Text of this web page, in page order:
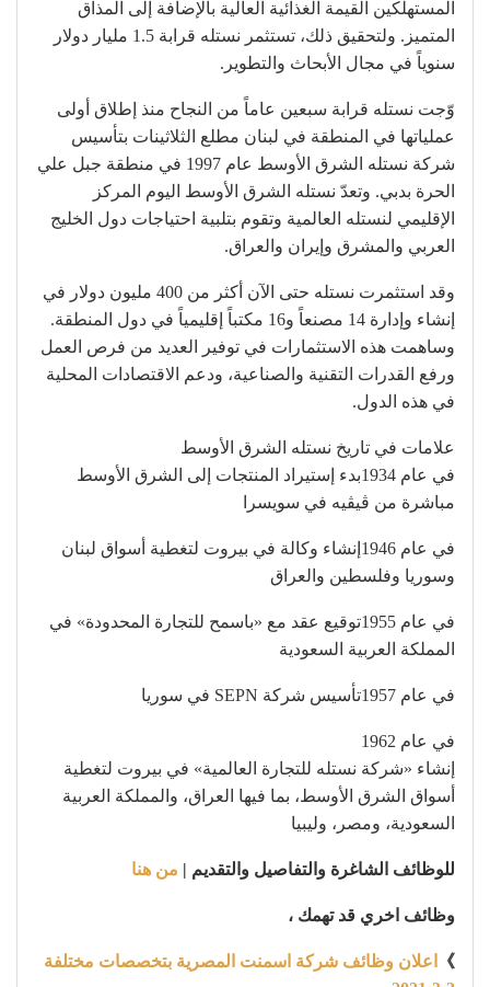
المستهلكين القيمة الغذائية العالية بالإضافة إلى المذاق
المتميز. ولتحقيق ذلك، تستثمر نستله قرابة 1.5 مليار دولار
سنوياً في مجال الأبحاث والتطوير.
وّجت نستله قرابة سبعين عاماً من النجاح منذ إطلاق أولى
عملياتها في المنطقة في لبنان مطلع الثلاثينات بتأسيس
شركة نستله الشرق الأوسط عام 1997 في منطقة جبل علي
الحرة بدبي. وتعدّ نستله الشرق الأوسط اليوم المركز
الإقليمي لنستله العالمية وتقوم بتلبية احتياجات دول الخليج
العربي والمشرق وإيران والعراق.
وقد استثمرت نستله حتى الآن أكثر من 400 مليون دولار في
إنشاء وإدارة 14 مصنعاً و16 مكتباً إقليمياً في دول المنطقة.
وساهمت هذه الاستثمارات في توفير العديد من فرص العمل
ورفع القدرات التقنية والصناعية، ودعم الاقتصادات المحلية
في هذه الدول.
علامات في تاريخ نستله الشرق الأوسط
في عام 1934بدء إستيراد المنتجات إلى الشرق الأوسط
مباشرة من ڤيڤيه في سويسرا
في عام 1946إنشاء وكالة في بيروت لتغطية أسواق لبنان
وسوريا وفلسطين والعراق
في عام 1955توقيع عقد مع «باسمح للتجارة المحدودة» في
المملكة العربية السعودية
في عام 1957تأسيس شركة SEPN في سوريا
في عام 1962
إنشاء «شركة نستله للتجارة العالمية» في بيروت لتغطية
أسواق الشرق الأوسط، بما فيها العراق، والمملكة العربية
السعودية، ومصر، وليبيا
للوظائف الشاغرة والتفاصيل والتقديم | من هنا
وظائف اخري قد تهمك ،
》
اعلان وظائف شركة اسمنت المصرية بتخصصات مختلفة